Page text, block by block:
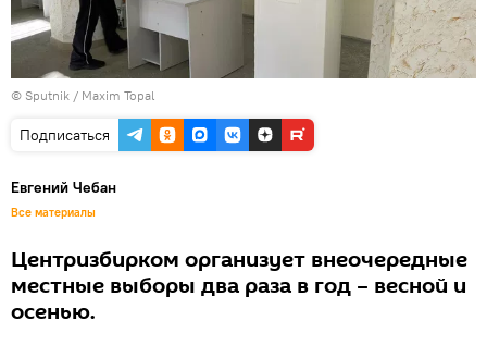
© Sputnik / Maxim Topal
Подписаться
Евгений Чебан
Все материалы
Центризбирком организует внеочередные
местные выборы два раза в год – весной и
осенью.